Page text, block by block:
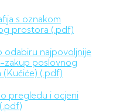
s oznakom
prostora (.pdf)
odabiru najpovoljnije
zakup poslovnog
(.pdf)
pregledu i ocjeni